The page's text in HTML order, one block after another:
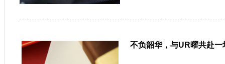
不负韶华，与UR曜共赴一